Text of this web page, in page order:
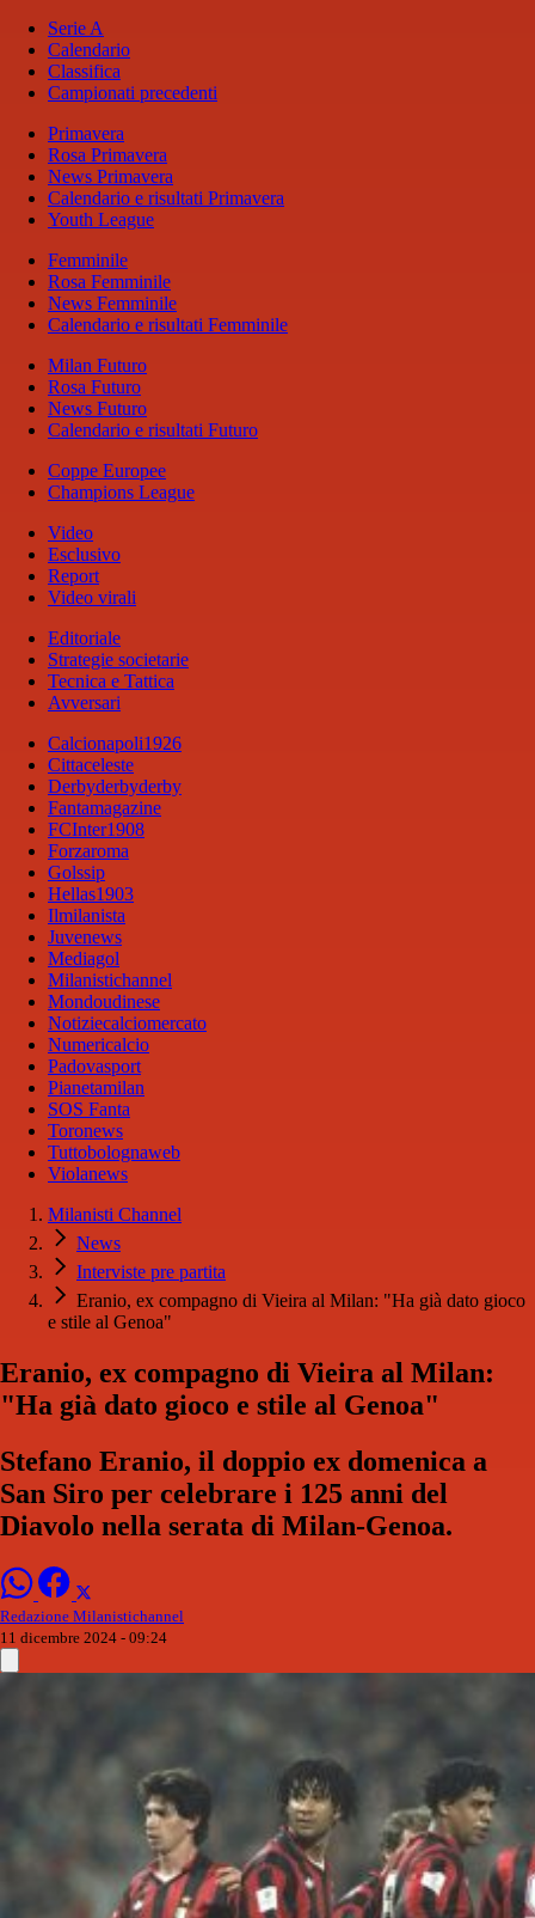
Serie A
Calendario
Classifica
Campionati precedenti
Primavera
Rosa Primavera
News Primavera
Calendario e risultati Primavera
Youth League
Femminile
Rosa Femminile
News Femminile
Calendario e risultati Femminile
Milan Futuro
Rosa Futuro
News Futuro
Calendario e risultati Futuro
Coppe Europee
Champions League
Video
Esclusivo
Report
Video virali
Editoriale
Strategie societarie
Tecnica e Tattica
Avversari
Calcionapoli1926
Cittaceleste
Derbyderbyderby
Fantamagazine
FCInter1908
Forzaroma
Golssip
Hellas1903
Ilmilanista
Juvenews
Mediagol
Milanistichannel
Mondoudinese
Notiziecalciomercato
Numericalcio
Padovasport
Pianetamilan
SOS Fanta
Toronews
Tuttobolognaweb
Violanews
Milanisti Channel
News
Interviste pre partita
Eranio, ex compagno di Vieira al Milan: "Ha già dato gioco
e stile al Genoa"
Eranio, ex compagno di Vieira al Milan:
"Ha già dato gioco e stile al Genoa"
Stefano Eranio, il doppio ex domenica a
San Siro per celebrare i 125 anni del
Diavolo nella serata di Milan-Genoa.
Redazione Milanistichannel
11 dicembre 2024 - 09:24